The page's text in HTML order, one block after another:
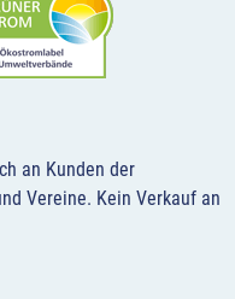
an Kunden der
Vereine. Kein Verkauf an